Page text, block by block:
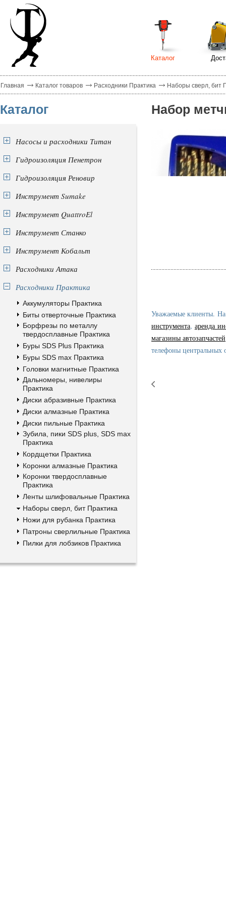
Каталог
Главная Каталог товаров Расходники Практика Наборы сверл, бит
Каталог
Насосы и расходники Титан
Гидроизоляция Пенетрон
Гидроизоляция Реновир
Инструмент Sumake
Инструмент QuattroEl
Инструмент Станко
Инструмент Кобальт
Расходники Атака
Расходники Практика
Аккумуляторы Практика
Биты отверточные Практика
Борфрезы по металлу
твердосплавные Практика
Буры SDS Plus Практика
Буры SDS max Практика
Головки магнитные Практика
Дальномеры, нивелиры
Практика
Диски абразивные Практика
Диски алмазные Практика
Диски пильные Практика
Зубила, пики SDS plus, SDS max
Практика
Кордщетки Практика
Коронки алмазные Практика
Коронки твердосплавные
Практика
Ленты шлифовальные Практика
Наборы сверл, бит Практика
Ножи для рубанка Практика
Патроны сверлильные Практика
Пилки для лобзиков Практика
Набор
Уважаемые клиенты.
инструмента, аренда
магазины автозапчастей
телефоны центральных